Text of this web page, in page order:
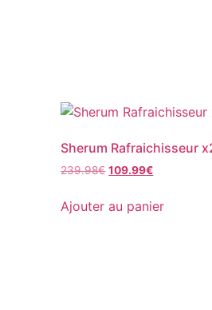
Sherum Rafraichisseur
239.98€ 109.99€
Ajouter au panier